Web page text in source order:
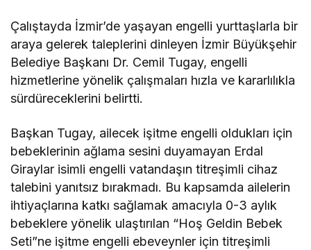
Çalıştayda İzmir’de yaşayan engelli yurttaşlarla bir
araya gelerek taleplerini dinleyen İzmir Büyükşehir
Belediye Başkanı Dr. Cemil Tugay, engelli
hizmetlerine yönelik çalışmaları hızla ve kararlılıkla
sürdüreceklerini belirtti.
Başkan Tugay, ailecek işitme engelli oldukları için
bebeklerinin ağlama sesini duyamayan Erdal
Giraylar isimli engelli vatandaşın titreşimli cihaz
talebini yanıtsız bırakmadı. Bu kapsamda ailelerin
ihtiyaçlarına katkı sağlamak amacıyla 0-3 aylık
bebeklere yönelik ulaştırılan “Hoş Geldin Bebek
Seti”ne işitme engelli ebeveynler için titreşimli